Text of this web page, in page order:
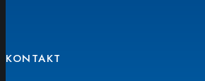
KONTAKT